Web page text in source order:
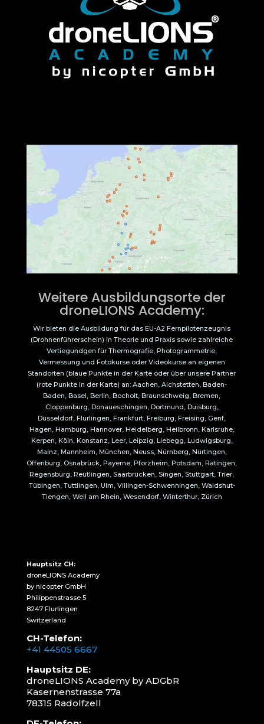
Weitere Ausbildungsorte der
droneLIONS Academy:
Wir bieten die Ausbildung für das EU-A2 Fernpilotenzeugnis
(Drohnenführerschein) in Theorie und Praxis sowie zahlreiche
Vertiegundgen für Thermografie, Photogrammetrie,
Vermessung und Fotokurse oder Videokurse an eigenen
Standorten (blaue Punkte in der Karte oder über unsere Partner
(rote Punkte in der Karte) an: Aachen, Aichstetten, Baden-
Baden, Basel, Berlin, Bocholt, Braunschweig, Bremen,
Cloppenburg, Donaueschingen, Dortmund, Duisburg,
Düsseldorf, Flurlingen, Frankfurt, Freiburg, Freising, Genf,
Hagen, Hamburg, Hannover, Heidelberg, Heilbronn, Karlsruhe,
Kerpen, Köln, Konstanz, Leer, Leipzig, Liebegg, Ludwigsburg,
Mainz, Mannheim, München, Neuss, Nürnberg, Nürtingen,
Offenburg, Osnabrück, Payerne, Pforzheim, Potsdam, Ratingen,
Regensburg, Reutlingen, Saarbrücken, Singen, Stuttgart, Trier,
Tübingen, Tuttlingen, Ulm, Villingen-Schwenningen, Waldshut-
Tiengen, Weil am Rhein, Wesendorf, Winterthur, Zürich
Hauptsitz CH:
droneLIONS Academy
by nicopter GmbH
Philippenstrasse 5
8247 Flurlingen
Switzerland
CH-Telefon:
+41 44505 6667
Hauptsitz DE:
droneLIONS Academy by ADGbR
Kasernenstrasse 77a
78315 Radolfzell